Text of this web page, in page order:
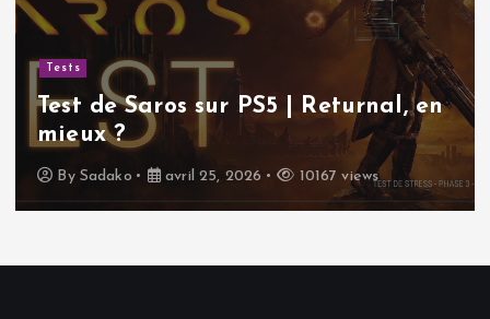
Tests
Test de Saros sur PS5 | Returnal, en
mieux ?
By Sadako avril 25, 2026 10167 views